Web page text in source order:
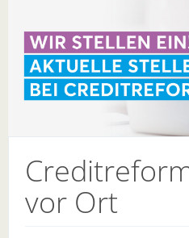
vor Ort